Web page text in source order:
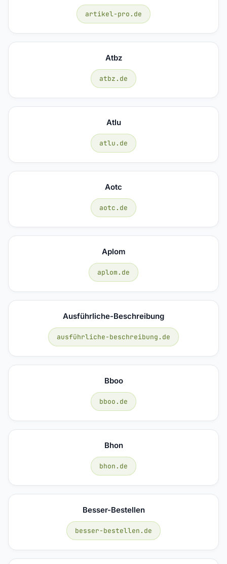
artikel-pro.de
Atbz
atbz.de
Atlu
atlu.de
Aotc
aotc.de
Aplom
aplom.de
Ausführliche-Beschreibung
ausführliche-beschreibung.de
Bboo
bboo.de
Bhon
bhon.de
Besser-Bestellen
besser-bestellen.de